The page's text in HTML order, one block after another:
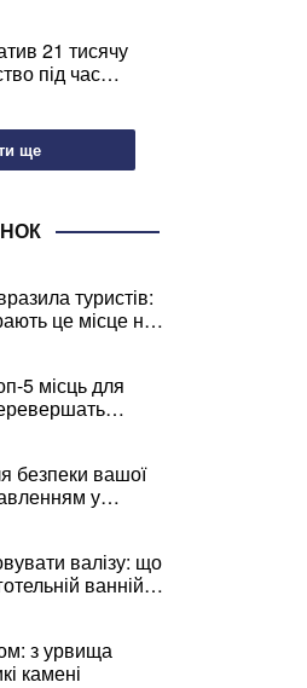
21 тисячу
під час
ще
туристів:
це місце на
5 місць для
безпеки вашої
у
валізу: що
ванній
з урвища
камені